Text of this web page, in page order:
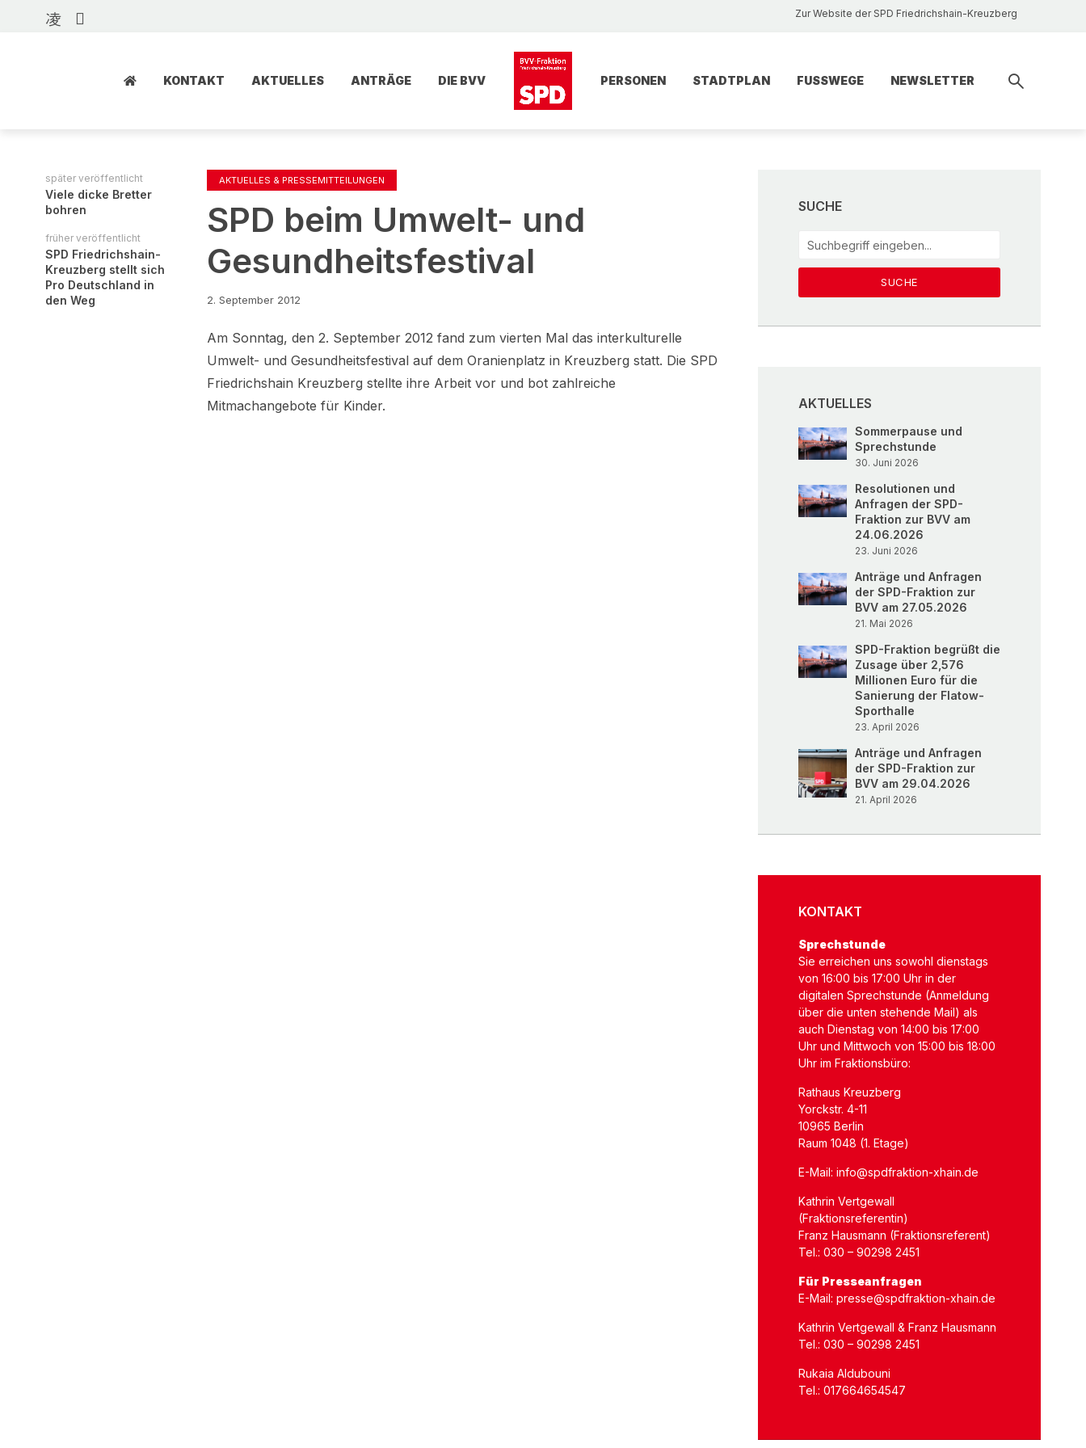
Zur Website der SPD Friedrichshain-Kreuzberg
KONTAKT AKTUELLES ANTRÄGE DIE BVV PERSONEN STADTPLAN FUSSWEGE NEWSLETTER
später veröffentlicht
Viele dicke Bretter
bohren
früher veröffentlicht
SPD Friedrichshain-
Kreuzberg stellt sich
Pro Deutschland in
den Weg
AKTUELLES & PRESSEMITTEILUNGEN
SPD beim Umwelt- und
Gesundheitsfestival
2. September 2012
Am Sonntag, den 2. September 2012 fand zum vierten Mal das interkulturelle
Umwelt- und Gesundheitsfestival auf dem Oranienplatz in Kreuzberg statt. Die SPD
Friedrichshain Kreuzberg stellte ihre Arbeit vor und bot zahlreiche
Mitmachangebote für Kinder.
SUCHE
SUCHE
AKTUELLES
Sommerpause und
Sprechstunde
30. Juni 2026
Resolutionen und
Anfragen der SPD-
Fraktion zur BVV am
24.06.2026
23. Juni 2026
Anträge und Anfragen
der SPD-Fraktion zur
BVV am 27.05.2026
21. Mai 2026
SPD-Fraktion begrüßt die
Zusage über 2,576
Millionen Euro für die
Sanierung der Flatow-
Sporthalle
23. April 2026
Anträge und Anfragen
der SPD-Fraktion zur
BVV am 29.04.2026
21. April 2026
KONTAKT
Sprechstunde
Sie erreichen uns sowohl dienstags
von 16:00 bis 17:00 Uhr in der
digitalen Sprechstunde (Anmeldung
über die unten stehende Mail) als
auch Dienstag von 14:00 bis 17:00
Uhr und Mittwoch von 15:00 bis 18:00
Uhr im Fraktionsbüro:
Rathaus Kreuzberg
Yorckstr. 4-11
10965 Berlin
Raum 1048 (1. Etage)
E-Mail: info@spdfraktion-xhain.de
Kathrin Vertgewall
(Fraktionsreferentin)
Franz Hausmann (Fraktionsreferent)
Tel.: 030 – 90298 2451
Für Presseanfragen
E-Mail: presse@spdfraktion-xhain.de
Kathrin Vertgewall & Franz Hausmann
Tel.: 030 – 90298 2451
Rukaia Aldubouni
Tel.: 017664654547